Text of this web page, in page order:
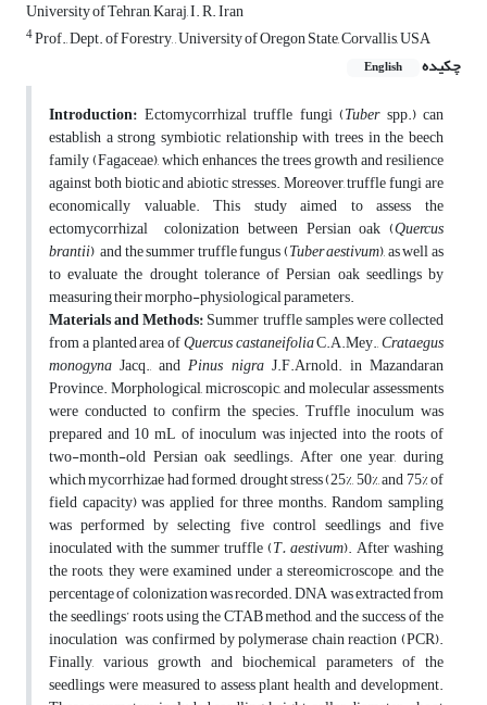
University of Tehran, Karaj, I. R. Iran
4Prof., Dept. of Forestry, , University of Oregon State, Corvallis, USA
چکیده
English
Introduction: Ectomycorrhizal truffle fungi (Tuberspp.) can
establish a strong symbiotic relationship with trees in the beech
family (Fagaceae), which enhances the trees growth and resilience
against both biotic and abiotic stresses. Moreover, truffle fungi are
economically valuable. This study aimed to assess the
ectomycorrhizal colonization between Persian oak (Quercus
brantii)and the summer truffle fungus (Tuber aestivum), as well as
to evaluate the drought tolerance of Persian oak seedlings by
measuring their morpho-physiological parameters.
Materials and Methods:Summer truffle samples were collected
from a planted area ofQuercus castaneifoliaC.A.Mey.,Crataegus
monogyna Jacq., andPinus nigraJ.F.Arnold. in Mazandaran
Province. Morphological, microscopic, and molecular assessments
were conducted to confirm the species. Truffle inoculum was
prepared and 10 mL of inoculum was injected into the roots of
two-month-old Persian oak seedlings. After one year, during
which mycorrhizae had formed, drought stress (25%, 50%, and 75% of
field capacity) was applied for three months. Random sampling
was performed by selecting five control seedlings and five
inoculated with the summer truffle (T. aestivum). After washing
the roots, they were examined under a stereomicroscope, and the
percentage of colonization was recorded. DNA was extracted from
the seedlings’ roots using the CTAB method, and the success of the
inoculation was confirmed by polymerase chain reaction (PCR).
Finally, various growth and biochemical parameters of the
seedlings were measured to assess plant health and development.